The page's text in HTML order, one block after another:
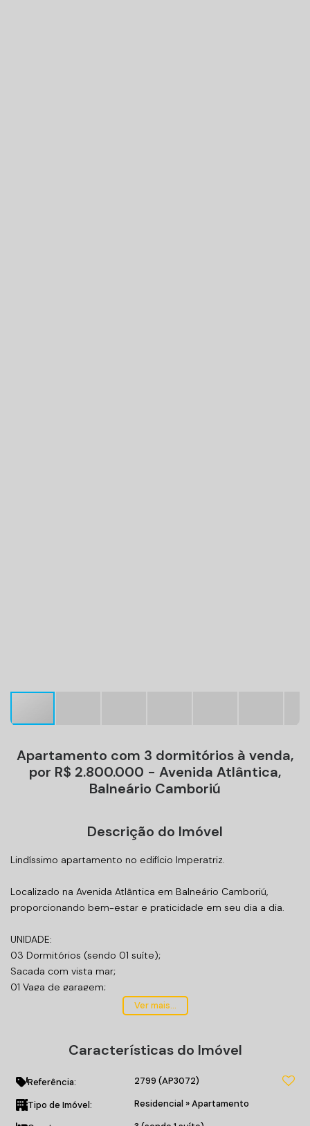
Apartamento com 3 dormitórios à venda,
por R$ 2.800.000 - Avenida Atlântica,
Balneário Camboriú
Descrição do Imóvel
Lindíssimo apartamento no edifício Imperatriz.
Localizado na Avenida Atlântica em Balneário Camboriú,
proporcionando bem-estar e praticidade em seu dia a dia.
UNIDADE:
03 Dormitórios (sendo 01 suíte);
Sacada com vista mar;
01 Vaga de garagem;
O EMPREENDIMENTO:
Entrada p/ banhistas e box de praia;
Hall de entrada decorado e mobiliado;
Elevador;
Ver mais...
Características do Imóvel
Referência: 2799 (AP3072)
Tipo de Imóvel: Residencial »Apartamento